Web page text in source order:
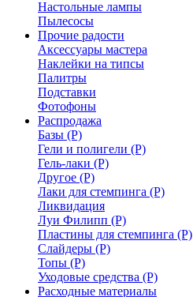
Настольные лампы
Пылесосы
Прочие радости
Аксессуары мастера
Наклейки на типсы
Палитры
Подставки
Фотофоны
Распродажа
Базы (Р)
Гели и полигели (Р)
Гель-лаки (Р)
Другое (Р)
Лаки для стемпинга (Р)
Ликвидация
Луи Филипп (Р)
Пластины для стемпинга (Р)
Слайдеры (Р)
Топы (Р)
Уходовые средства (Р)
Расходные материалы